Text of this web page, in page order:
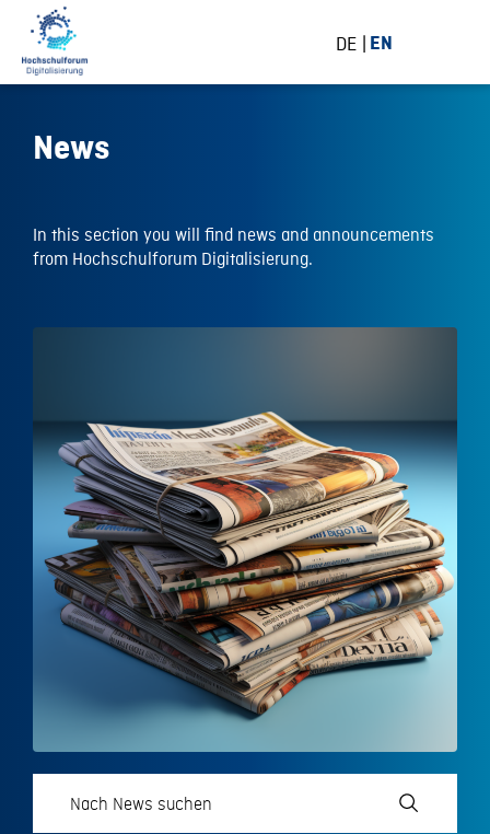
DE EN
News
In this section you will find news and announcements
from Hochschulforum Digitalisierung.